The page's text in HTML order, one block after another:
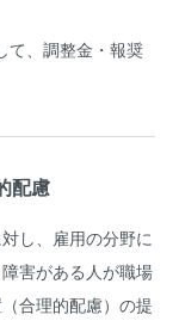
て、調整金・報奨
配慮
し、雇用の分野に
害がある人が職場
合理的配慮）の提